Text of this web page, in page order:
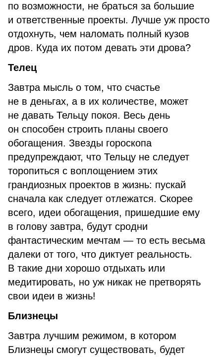
по возможности, не браться за большие
и ответственные проекты. Лучше уж просто
отдохнуть, чем наломать полный кузов
дров. Куда их потом девать эти дрова?
Телец
Завтра мысль о том, что счастье
не в деньгах, а в их количестве, может
не давать Тельцу покоя. Весь день
он способен строить планы своего
обогащения. Звезды гороскопа
предупреждают, что Тельцу не следует
торопиться с воплощением этих
грандиозных проектов в жизнь: пускай
сначала как следует отлежатся. Скорее
всего, идеи обогащения, пришедшие ему
в голову завтра, будут сродни
фантастическим мечтам — то есть весьма
далеки от того, что диктует реальность.
В такие дни хорошо отдыхать или
медитировать, но уж никак не претворять
свои идеи в жизнь!
Близнецы
Завтра лучшим режимом, в котором
Близнецы смогут существовать, будет